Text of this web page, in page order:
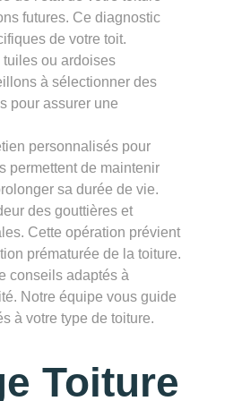
futures. Ce diagnostic
de votre toit.
ou ardoises
à sélectionner des
pour assurer une
personnalisés pour
permettent de maintenir
sa durée de vie.
des gouttières et
Cette opération prévient
prématurée de la toiture.
conseils adaptés à
Notre équipe vous guide
à votre type de toiture.
Toiture